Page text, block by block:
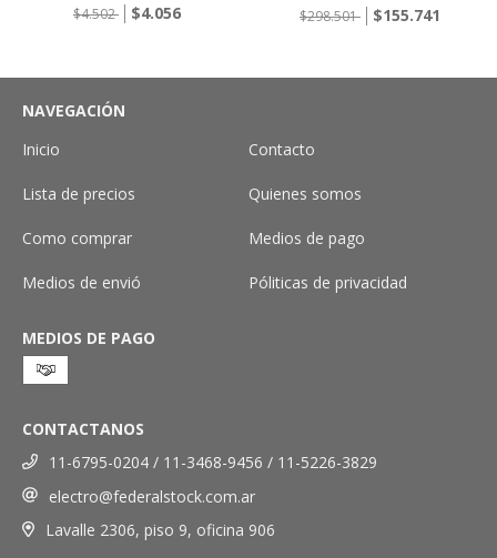
$4.502 $4.056 $298.501 $155.741
NAVEGACIÓN
Inicio
Contacto
Lista de precios Quienes somos
Como comprar Medios de pago
Medios de envió Póliticas de privacidad
MEDIOS DE PAGO
CONTACTANOS
11-6795-0204 / 11-3468-9456 / 11-5226-3829
electro@federalstock.com.ar
Lavalle 2306, piso 9, oficina 906